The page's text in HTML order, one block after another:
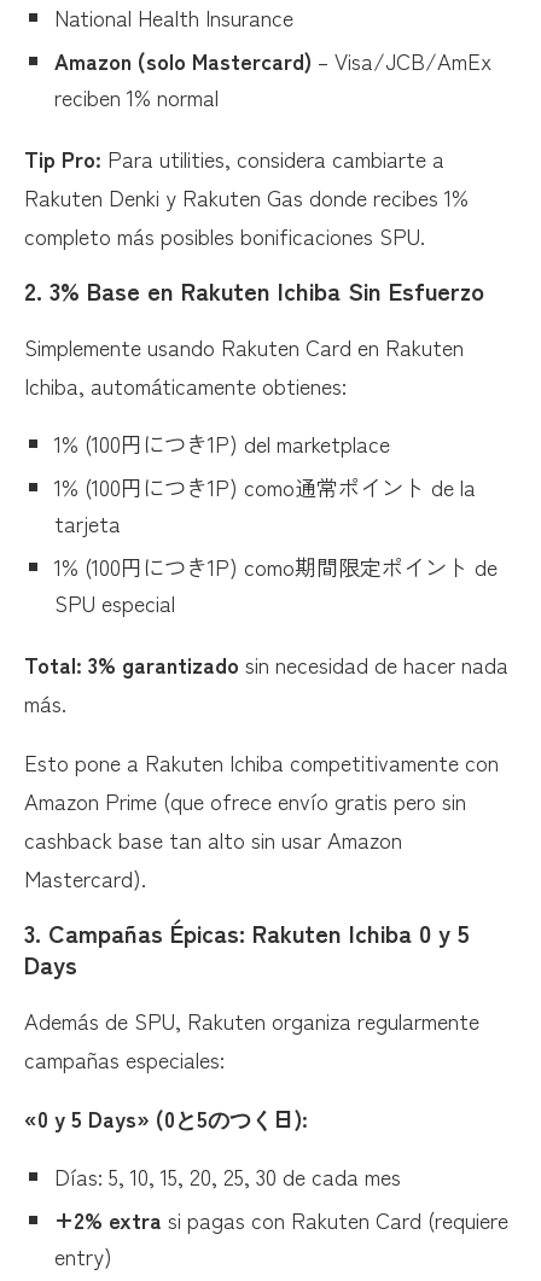
National Health Insurance
Amazon (solo Mastercard) – Visa/JCB/AmEx
reciben 1% normal
Tip Pro: Para utilities, considera cambiarte a
Rakuten Denki y Rakuten Gas donde recibes 1%
completo más posibles bonificaciones SPU.
2. 3% Base en Rakuten Ichiba Sin Esfuerzo
Simplemente usando Rakuten Card en Rakuten
Ichiba, automáticamente obtienes:
1% (100円につき1P) del marketplace
1% (100円につき1P) como通常ポイント de la
tarjeta
1% (100円につき1P) como期間限定ポイント de
SPU especial
Total: 3% garantizado sin necesidad de hacer nada
más.
Esto pone a Rakuten Ichiba competitivamente con
Amazon Prime (que ofrece envío gratis pero sin
cashback base tan alto sin usar Amazon
Mastercard).
3. Campañas Épicas: Rakuten Ichiba 0 y 5
Days
Además de SPU, Rakuten organiza regularmente
campañas especiales:
«0 y 5 Days» (0と5のつく日):
Días: 5, 10, 15, 20, 25, 30 de cada mes
+2% extra si pagas con Rakuten Card (requiere
entry)